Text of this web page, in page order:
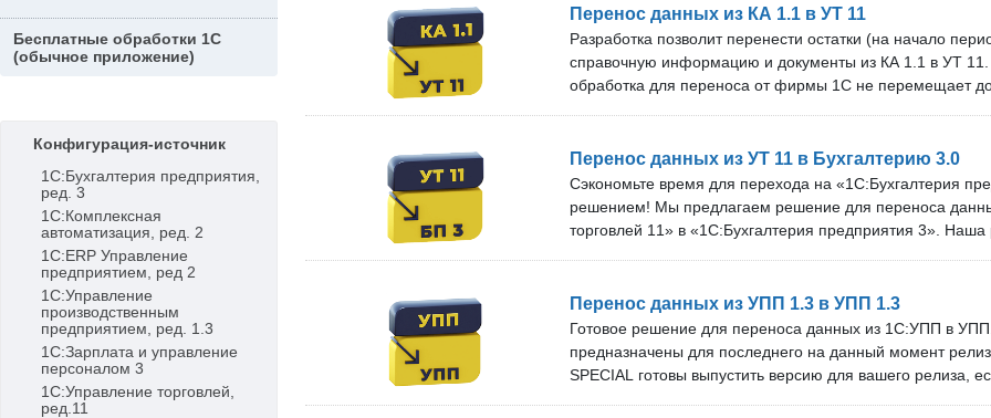
Бесплатные обработки 1С
(обычное приложение)
Конфигурация-источник
1С:Бухгалтерия предприятия,
ред. 3
1С:Комплексная
автоматизация, ред. 2
1С:ERP Управление
предприятием, ред 2
1С:Управление
производственным
предприятием, ред. 1.3
1С:Зарплата и управление
персоналом 3
1С:Управление торговлей,
ред.11
получать обновления без дополнительной платы после
обновляем решение под новые версии программ. Срок
бесплатных обновлений зависит от тарифа. В нашей
специалистов. Проверка перед покупкой: Вы можете
Перенос данных из КА 1.1 в УТ 11
Разработка позволит перенести остатки (на начало
справочную информацию и документы из КА 1.1 в УТ 11.
обработка для переноса от фирмы 1С не перемещает
последующим получением бесплатных обновлений. Срок
и бесплатных обновлений зависит от тарифа. Проверка
можете бесплатно проверить наше решение на своём
возможность упростить переход на новую систему
Перенос данных из УТ 11 в Бухгалтерию 3.0
Сэкономьте время для перехода на «1С:Бухгалтерия
решением! Мы предлагаем решение для переноса
торговлей 11» в «1С:Бухгалтерия предприятия 3». Наша
документы за выбранный период и нормативно-
процессе переноса учтены все возможные виды
НСИ. Техническая поддержка от команды из более чем
оперативно обновляем решение под новые версии
Перенос данных из УПП 1.3 в УПП 1.3
Готовое решение для переноса данных из 1С:УПП в
предназначены для последнего на данный момент
SPECIAL готовы выпустить версию для вашего релиза,